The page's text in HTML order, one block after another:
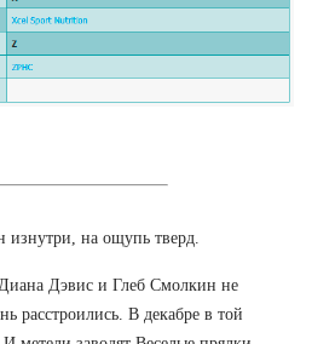
изнутри, на ощупь тверд.
Дэвис и Глеб Смолкин не
расстроились. В декабре в той